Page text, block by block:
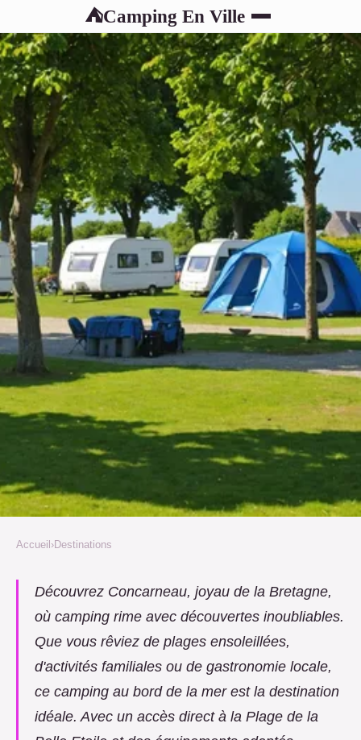
⛺Camping En Ville
Camping concarneau :
découvrez le meilleur des
vacances en bretagne
16 janvier 2025 5 min de lecture
Accueil ›Destinations
Découvrez Concarneau, joyau de la Bretagne,
où camping rime avec découvertes inoubliables.
Que vous rêviez de plages ensoleillées,
d'activités familiales ou de gastronomie locale,
ce camping au bord de la mer est la destination
idéale. Avec un accès direct à la Plage de la